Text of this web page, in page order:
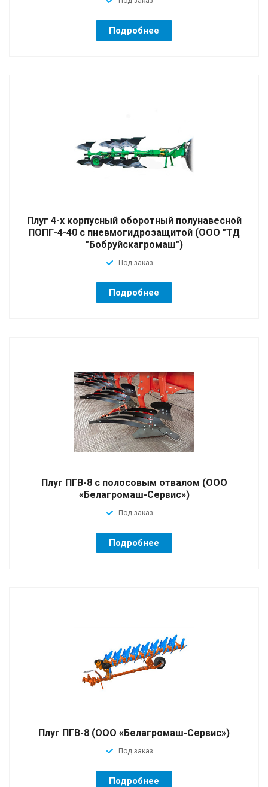
Подробнее
Плуг 4-х корпусный оборотный полунавесной
ПОПГ-4-40 с пневмогидрозащитой (ООО "ТД
"Бобруйскагромаш")
Под заказ
Подробнее
Плуг ПГВ-8 с полосовым отвалом (ООО
«Белагромаш-Сервис»)
Под заказ
Подробнее
Плуг ПГВ-8 (ООО «Белагромаш-Сервис»)
Под заказ
Подробнее